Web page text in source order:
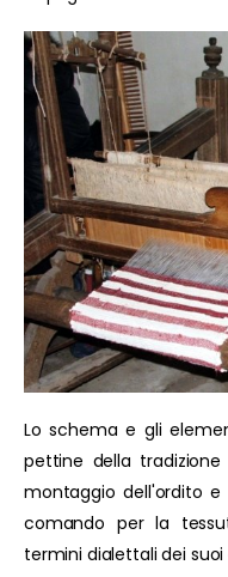
Lo schema e gli
pettine della tradizione
montaggio dell'ordito
comando per la
termini dialettali dei